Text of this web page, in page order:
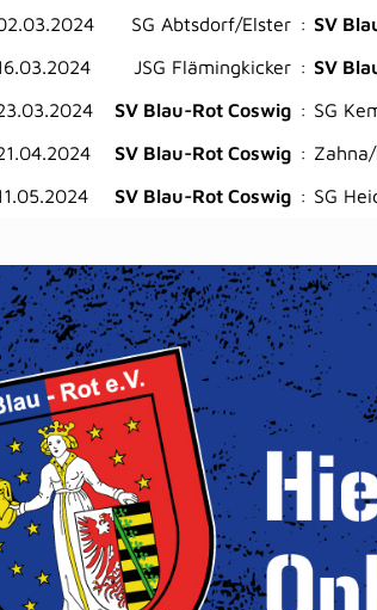
SG Abtsdorf/Elster : SV
JSG Flämingkicker : SV
SV Blau-Rot Coswig : SG
SV Blau-Rot Coswig :
SV Blau-Rot Coswig : SG